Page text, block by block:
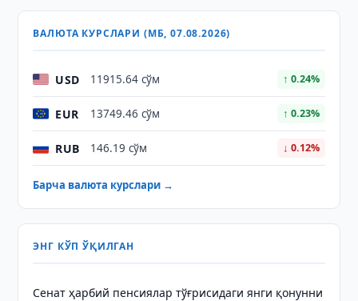
ВАЛЮТА КУРСЛАРИ (МБ, 07.08.2026)
USD 11915.64 сўм ↑ 0.24%
EUR 13749.46 сўм ↑ 0.23%
RUB 146.19 сўм ↓ 0.12%
Барча валюта курслари →
ЭНГ КЎП ЎҚИЛГАН
Сенат ҳарбий пенсиялар тўғрисидаги янги қонунни